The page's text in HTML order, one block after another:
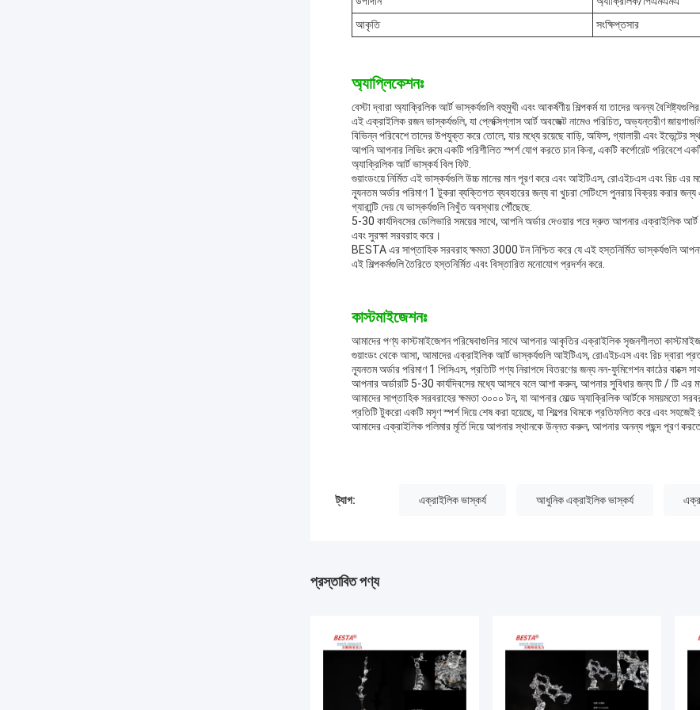
আকৃতি
সংক্ষিপ্তসার
অ্যাপ্লিকেশনঃ
বেস্টা দ্বারা অ্যাক্রিলিক আর্ট ভাস্কর্যগুলি বহুমুখী এবং আকর্ষণীয় শিল্পকর্ম যা তাদের অনন্য
এই এক্রাইলিক রজন ভাস্কর্যগুলি, যা প্লেক্সিগ্লাস আর্ট অবজেক্ট নামেও পরিচিত, অভ্যন্তরীণ
বিভিন্ন পরিবেশে তাদের উপযুক্ত করে তোলে, যার মধ্যে রয়েছে বাড়ি, অফিস, গ্যালারী এবং ইভেন্টের
আপনি আপনার লিভিং রুমে একটি পরিশীলিত স্পর্শ যোগ করতে চান কিনা, একটি কর্পোরেট পরিবেশে
অ্যাক্রিলিক আর্ট ভাস্কর্য বিল ফিট.
গুয়াংডংয়ে নির্মিত এই ভাস্কর্যগুলি উচ্চ মানের মান পূরণ করে এবং আইটিএস, রোএইচএস এবং রিচ
ন্যূনতম অর্ডার পরিমাণ 1 টুকরা ব্যক্তিগত ব্যবহারের জন্য বা খুচরা সেটিংসে পুনরায় বিক্রয় করার
গ্যারান্টি দেয় যে ভাস্কর্যগুলি নিখুঁত অবস্থায় পৌঁছেছে.
5-30 কার্যদিবসের ডেলিভারি সময়ের সাথে, আপনি অর্ডার দেওয়ার পরে দ্রুত আপনার এক্রাইলিক আর্ট
এবং সুরক্ষা সরবরাহ করে।
BESTA এর সাপ্তাহিক সরবরাহ ক্ষমতা 3000 টন নিশ্চিত করে যে এই হস্তনির্মিত ভাস্কর্যগুলি
এই শিল্পকর্মগুলি তৈরিতে হস্তনির্মিত এবং বিস্তারিত মনোযোগ প্রদর্শন করে.
কাস্টমাইজেশনঃ
আমাদের পণ্য কাস্টমাইজেশন পরিষেবাগুলির সাথে আপনার আকৃতির এক্রাইলিক সৃজনশীলতা
গুয়াংডং থেকে আসা, আমাদের এক্রাইলিক আর্ট ভাস্কর্যগুলি আইটিএস, রোএইচএস এবং রিচ দ্বারা
ন্যূনতম অর্ডার পরিমাণ 1 পিসিএস, প্রতিটি পণ্য নিরাপদে বিতরণের জন্য নন-ফুমিগেশন কাঠের বাক্সে
আপনার অর্ডারটি 5-30 কার্যদিবসের মধ্যে আসবে বলে আশা করুন, আপনার সুবিধার জন্য টি / টি এর
আমাদের সাপ্তাহিক সরবরাহের ক্ষমতা ৩০০০ টন, যা আপনার মোল্ড অ্যাক্রিলিক আর্টকে সময়মতো
প্রতিটি টুকরো একটি মসৃণ স্পর্শ দিয়ে শেষ করা হয়েছে, যা শিল্পের থিমকে প্রতিফলিত করে এবং
আমাদের এক্রাইলিক পলিমার মূর্তি দিয়ে আপনার স্থানকে উন্নত করুন, আপনার অনন্য পছন্দ পূরণ
ট্যাগ: এক্রাইলিক ভাস্কর্য আধুনিক এক্রাইলিক ভাস্কর্য
প্রস্তাবিত পণ্য